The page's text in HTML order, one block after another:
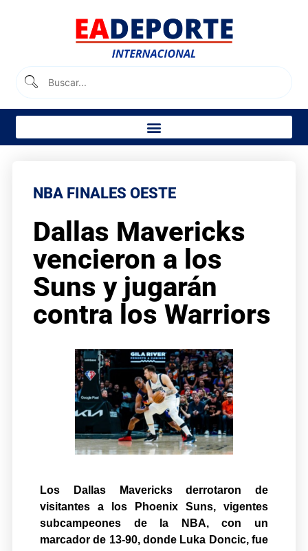
NBA FINALES OESTE
Dallas Mavericks
vencieron a los
Suns y jugarán
contra los Warriors
Los Dallas Mavericks derrotaron de
visitantes a los Phoenix Suns, vigentes
subcampeones de la NBA, con un
marcador de 13-90, donde Luka Doncic, fue